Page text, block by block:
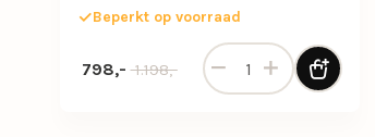
Beperkt op voorraad
1.198,-
Oorspronkelijke prijs was: 1.198,-.
798,-
Huidige prijs is: 798,-.
3-Lichts videlamp